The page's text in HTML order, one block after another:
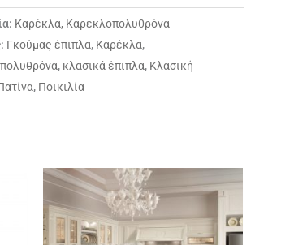
Καρέκλα, Καρεκλοπολυθρόνα
Γκούμας έπιπλα, Καρέκλα,
, κλασικά έπιπλα, Κλασική
, Ποικιλία